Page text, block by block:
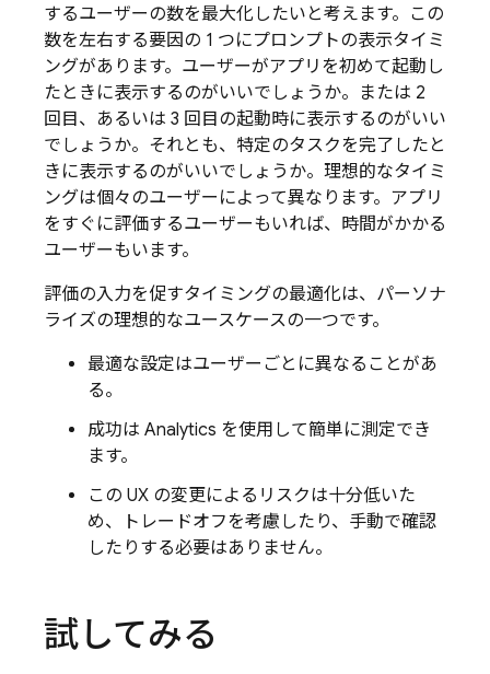
するユーザーの数を最大化したいと考えます。この
数を左右する要因の 1 つにプロンプトの表示タイミ
ングがあります。ユーザーがアプリを初めて起動し
たときに表示するのがいいでしょうか。または 2
回目、あるいは 3 回目の起動時に表示するのがいい
でしょうか。それとも、特定のタスクを完了したと
きに表示するのがいいでしょうか。理想的なタイミ
ングは個々のユーザーによって異なります。アプリ
をすぐに評価するユーザーもいれば、時間がかかる
ユーザーもいます。
評価の入力を促すタイミングの最適化は、パーソナ
ライズの理想的なユースケースの一つです。
最適な設定はユーザーごとに異なることがあ
る。
成功は Analytics を使用して簡単に測定でき
ます。
この UX の変更によるリスクは十分低いた
め、トレードオフを考慮したり、手動で確認
したりする必要はありません。
試してみる